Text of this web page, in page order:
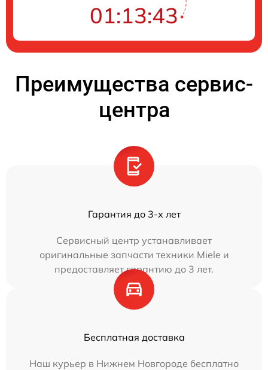
01:13:43
Преимущества сервис-
центра
Гарантия до 3-х лет
Сервисный центр устанавливает
оригинальные запчасти техники Miele и
предоставляет гарантию до 3 лет.
Бесплатная доставка
Наш курьер в Нижнем Новгороде бесплатно